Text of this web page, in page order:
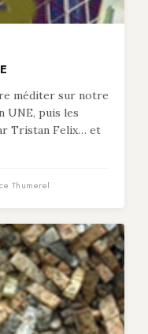
méditer sur notre
UNE, puis les
Tristan Felix… et
Thumerel